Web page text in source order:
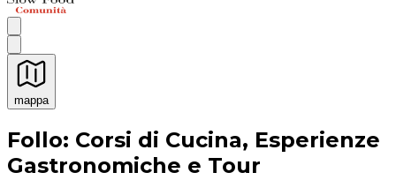
mappa
Esperienze culinarie indimenticabili: Esperienze
Follo: Corsi di Cucina, Esperienze
Gastronomiche e Tour